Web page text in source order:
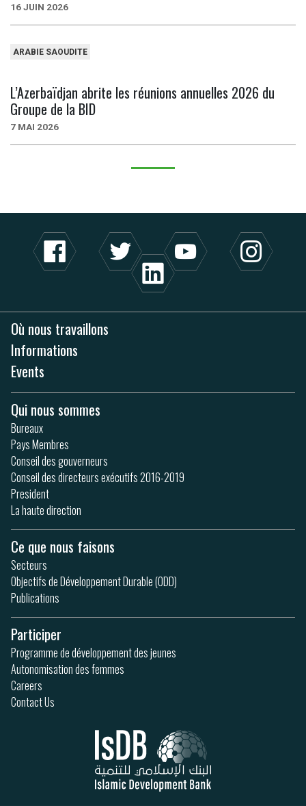
16 JUIN 2026
ARABIE SAOUDITE
L’Azerbaïdjan abrite les réunions annuelles 2026 du
Groupe de la BID
7 MAI 2026
Où nous travaillons
Informations
Events
Qui nous sommes
Bureaux
Pays Membres
Conseil des gouverneurs
Conseil des directeurs exécutifs 2016-2019
President
La haute direction
Ce que nous faisons
Secteurs
Objectifs de Développement Durable (ODD)
Publications
Participer
Programme de développement des jeunes
Autonomisation des femmes
Careers
Contact Us